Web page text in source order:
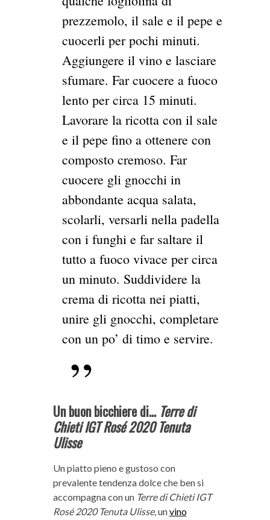
prezzemolo, il sale e il pepe e
cuocerli per pochi minuti.
Aggiungere il vino e lasciare
sfumare. Far cuocere a fuoco
lento per circa 15 minuti.
Lavorare la ricotta con il sale
e il pepe fino a ottenere con
composto cremoso. Far
cuocere gli gnocchi in
abbondante acqua salata,
scolarli, versarli nella padella
con i funghi e far saltare il
tutto a fuoco vivace per circa
un minuto. Suddividere la
crema di ricotta nei piatti,
unire gli gnocchi, completare
con un po’ di timo e servire.
Un buon bicchiere di… Terre di
Chieti IGT Rosé 2020 Tenuta
Ulisse
Un piatto pieno e gustoso con
prevalente tendenza dolce che ben si
accompagna con un Terre di Chieti IGT
Rosé 2020 Tenuta Ulisse, unvino